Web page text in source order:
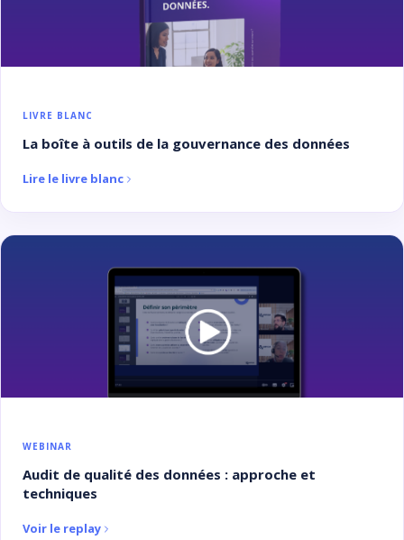
LIVRE BLANC
La boîte à outils de la gouvernance des données
Lire le livre blanc
WEBINAR
Audit de qualité des données : approche et
techniques
Voir le replay